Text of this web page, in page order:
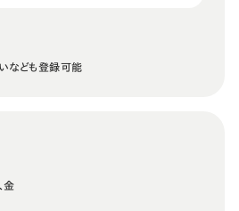
なども登録可能
金